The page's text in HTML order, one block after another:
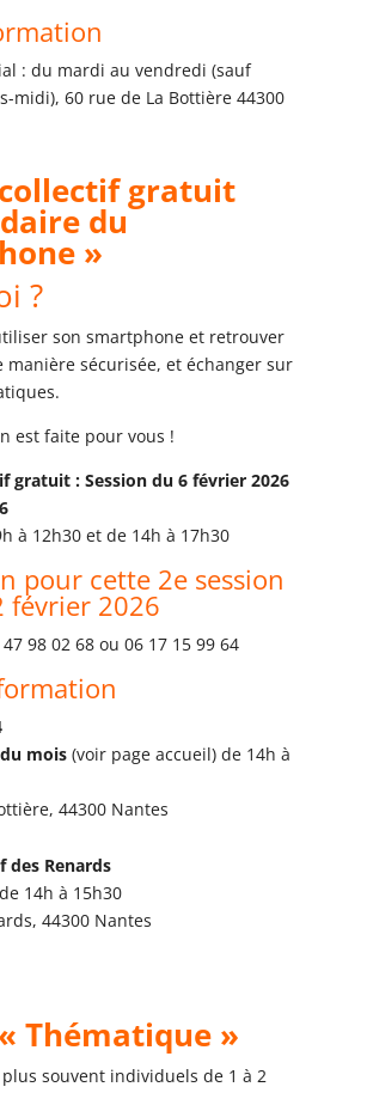
: du mardi au vendredi (sauf
midi), 60 rue de La Bottière 44300
gratuit
du
»
?
son smartphone et retrouver
manière sécurisée, et échanger sur
est faite pour vous !
gratuit : Session du 6 février 2026
à 12h30 et de 14h à 17h30
pour cette 2e session
février 2026
98 02 68 ou 06 17 15 99 64
mois(voir page accueil) de 14h à
44300 Nantes
des Renards
de 14h à 15h30
44300 Nantes
Thématique »
souvent individuels de 1 à 2